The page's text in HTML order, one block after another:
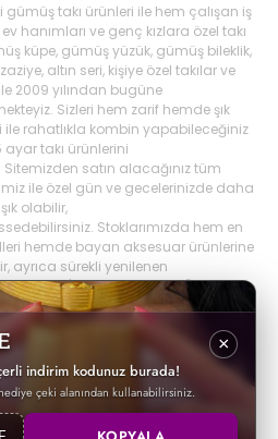
takı ürünleri ile hem çalışan iş
hanımları ve genç kızlara özel takı
küpe, gümüş yüzük, gümüş bileklik,
altın seri, kişiye özel takılar ve
2009 yılından bugüne
Sizleri hem zarif hemde şık
ile rahatlıkla kombin yapabileceğiniz
ayar takı ürünlerini
satın alacağınız tüm
ile özel gün ve gecelerinizde daha
şık olabilir,
Stoklarımızda hem en
hemde bayan aksesuar ürünlerine
ayrıca sürekli yenilenen
Silrver'da bulabilirsiniz. Öncelikli
ön planda tutanbestmysilver.com.tr
sunabilmek adına hızlı
birinci öncelik olarak görmektedir.
indirim kodunuz burada!
çeki alanından kullanabilirsiniz.
×